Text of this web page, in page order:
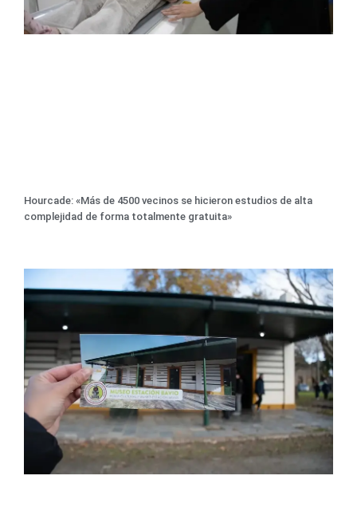
Hourcade: «Más de 4500 vecinos se hicieron estudios de alta
complejidad de forma totalmente gratuita»